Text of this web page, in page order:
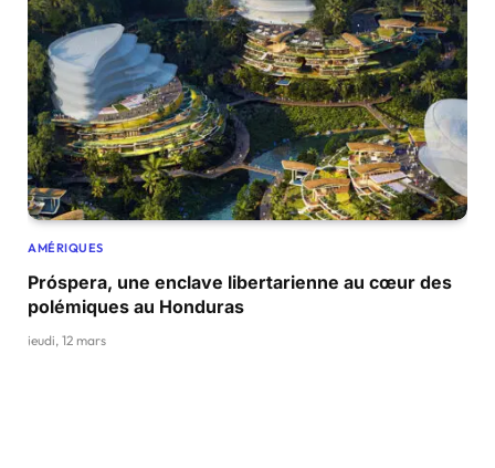
AMÉRIQUES
Próspera, une enclave libertarienne au cœur des
polémiques au Honduras
jeudi, 12 mars